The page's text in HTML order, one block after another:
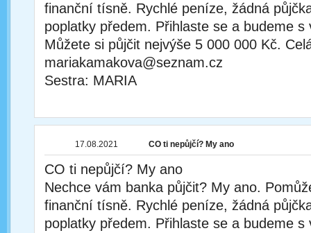
finanční tísně. Rychlé peníze, žádná
poplatky předem. Přihlaste se a budeme s
Můžete si půjčit nejvýše 5 000 000 Kč.
mariakamakova@seznam.cz
Sestra: MARIA
17.08.2021 CO ti nepůjčí? My ano
CO ti nepůjčí? My ano
Nechce vám banka půjčit? My ano.
finanční tísně. Rychlé peníze, žádná
poplatky předem. Přihlaste se a budeme s